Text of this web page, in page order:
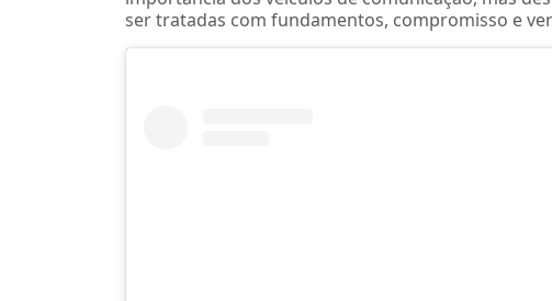
ser tratadas com fundamentos, compromisso e